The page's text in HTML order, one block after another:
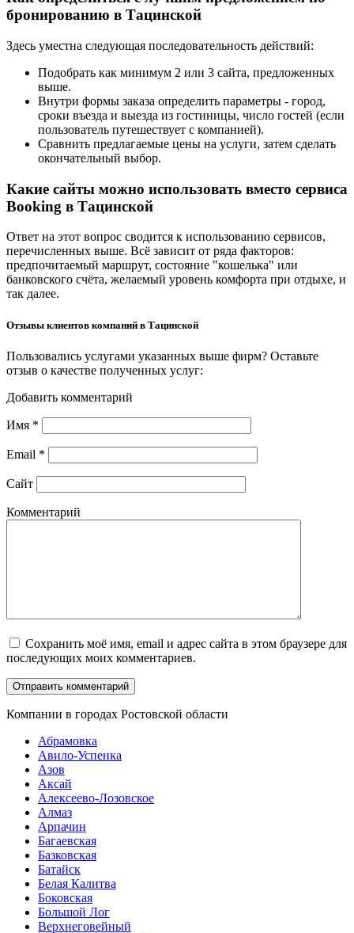
бронированию в Тацинской
Здесь уместна следующая последовательность действий:
Подобрать как минимум 2 или 3 сайта, предложенных
выше.
Внутри формы заказа определить параметры - город,
сроки въезда и выезда из гостиницы, число гостей (если
пользователь путешествует с компанией).
Сравнить предлагаемые цены на услуги, затем сделать
окончательный выбор.
Какие сайты можно использовать вместо сервиса
Booking в Тацинской
Ответ на этот вопрос сводится к использованию сервисов,
перечисленных выше. Всё зависит от ряда факторов:
предпочитаемый маршрут, состояние "кошелька" или
банковского счёта, желаемый уровень комфорта при отдыхе, и
так далее.
Отзывы клиентов компаний в Тацинской
Пользовались услугами указанных выше фирм? Оставьте
отзыв о качестве полученных услуг:
Добавить комментарий
Имя *
Email *
Сайт
Комментарий
Сохранить моё имя, email и адрес сайта в этом браузере для
последующих моих комментариев.
Компании в городах Ростовской области
Абрамовка
Авило-Успенка
Азов
Аксай
Алексеево-Лозовское
Алмаз
Арпачин
Багаевская
Базковская
Батайск
Белая Калитва
Боковская
Большой Лог
Верхнеговейный